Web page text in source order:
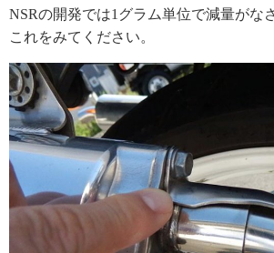
NSRの開発では1グラム単位で減量がな
これをみてください。